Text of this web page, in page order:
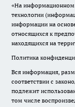
«На информационном
технологии
информации на
относящихся к
находящихся на
Политика
Вся информация,
соответствии с
подлежит
том числе